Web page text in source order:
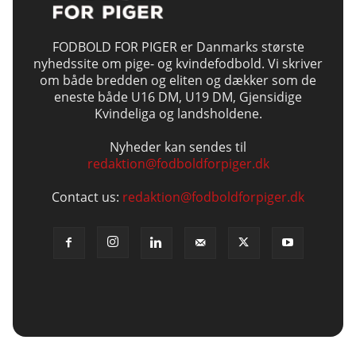
FODBOLD FOR PIGER er Danmarks største
nyhedssite om pige- og kvindefodbold. Vi skriver
om både bredden og eliten og dækker som de
eneste både U16 DM, U19 DM, Gjensidige
Kvindeliga og landsholdene.
Nyheder kan sendes til
redaktion@fodboldforpiger.dk
Contact us: redaktion@fodboldforpiger.dk